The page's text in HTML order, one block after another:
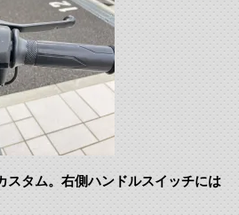
スタム。右側ハンドルスイッチには